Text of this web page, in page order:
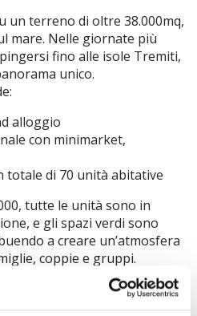
un terreno di oltre 38.000mq,
mare. Nelle giornate più
fino alle isole Tremiti,
unico.
alloggio
con minimarket,
totale di 70 unità abitative
tutte le unità sono in
e gli spazi verdi sono
a creare un’atmosfera
coppie e gruppi.
Regolatore Generale
il complesso gode di
ma offre anche la possibilità